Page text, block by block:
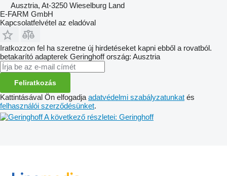
Ausztria, At-3250 Wieselburg Land
E-FARM GmbH
Kapcsolatfelvétel az eladóval
Iratkozzon fel ha szeretne új hirdetéseket kapni ebből a rovatból.
betakarító adapterek Geringhoff ország: Ausztria
Feliratkozás
Kattintásával Ön elfogadja adatvédelmi szabályzatunkat és
felhasználói szerződésünket.
A következő részletei: Geringhoff